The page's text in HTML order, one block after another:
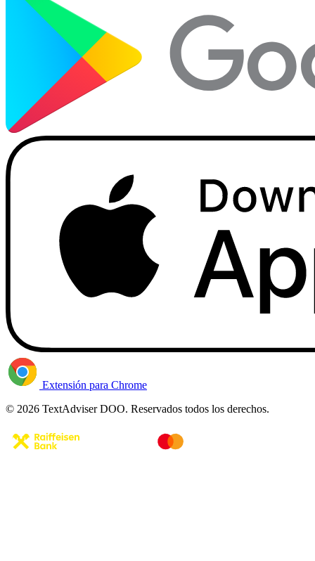
Extensión para Chrome
© 2026 TextAdviser DOO. Reservados todos los derechos.